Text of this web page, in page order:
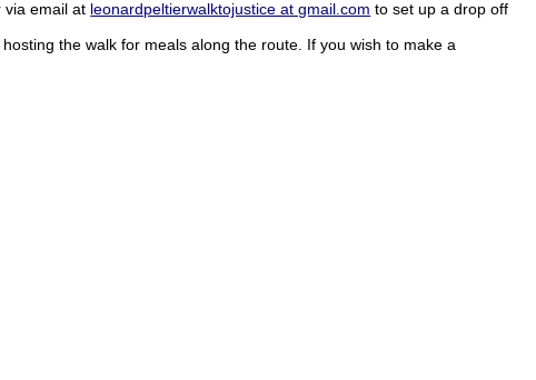
via email at leonardpeltierwalktojustice at gmail.com to set up a drop off
the walk for meals along the route. If you wish to make a